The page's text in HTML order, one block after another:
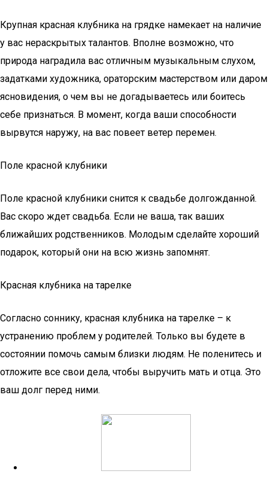
Крупная красная клубника на грядке намекает на наличие
у вас нераскрытых талантов. Вполне возможно, что
природа наградила вас отличным музыкальным слухом,
задатками художника, ораторским мастерством или даром
ясновидения, о чем вы не догадываетесь или боитесь
себе признаться. В момент, когда ваши способности
вырвутся наружу, на вас повеет ветер перемен.
Поле красной клубники
Поле красной клубники снится к свадьбе долгожданной.
Вас скоро ждет свадьба. Если не ваша, так ваших
ближайших родственников. Молодым сделайте хороший
подарок, который они на всю жизнь запомнят.
Красная клубника на тарелке
Согласно соннику, красная клубника на тарелке – к
устранению проблем у родителей. Только вы будете в
состоянии помочь самым близки людям. Не поленитесь и
отложите все свои дела, чтобы выручить мать и отца. Это
ваш долг перед ними.